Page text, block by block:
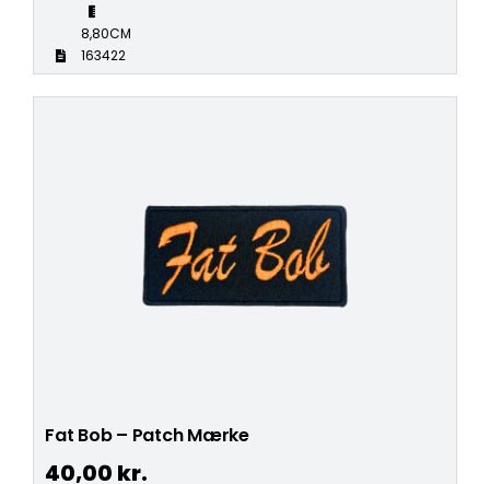
8,80CM
163422
Fat Bob – Patch Mærke
40,00 kr.